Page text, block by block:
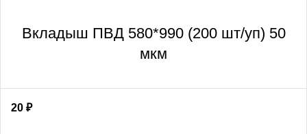
Вкладыш ПВД 580*990 (200 шт/уп) 50
мкм
20 ₽